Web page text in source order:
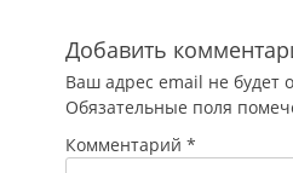
Добавить
Ваш адрес email не будет
Обязательные поля
Комментарий *